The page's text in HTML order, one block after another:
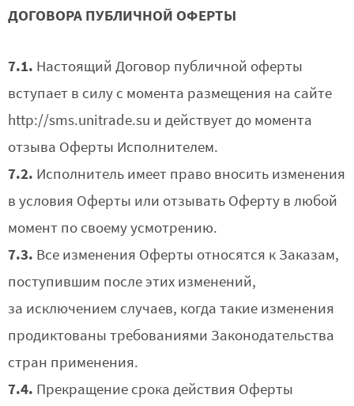
ДОГОВОРА ПУБЛИЧНОЙ ОФЕРТЫ
7.1. Настоящий Договор публичной оферты
вступает в силу с момента размещения на сайте
http://sms.unitrade.su и действует до момента
отзыва Оферты Исполнителем.
7.2. Исполнитель имеет право вносить изменения
в условия Оферты или отзывать Оферту в любой
момент по своему усмотрению.
7.3. Все изменения Оферты относятся к Заказам,
поступившим после этих изменений,
за исключением случаев, когда такие изменения
продиктованы требованиями Законодательства
стран применения.
7.4. Прекращение срока действия Оферты